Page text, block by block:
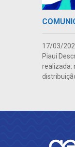
17/03/
Piauí
realizada: